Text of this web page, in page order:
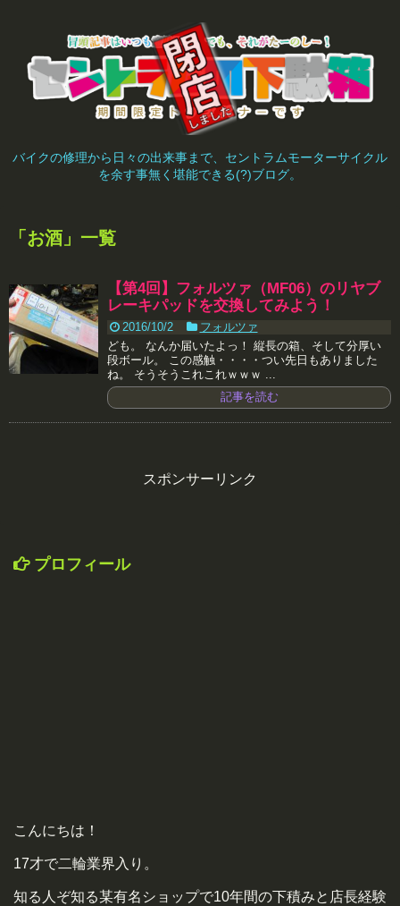
バイクの修理から日々の出来事まで、セントラムモーターサイクル
を余す事無く堪能できる(?)ブログ。
「 お酒 」 一覧
【第4回】フォルツァ（MF06）のリヤブ
レーキパッドを交換してみよう！
2016/10/2
フォルツァ
ども。 なんか届いたよっ！ 縦長の箱、そして分厚い
段ボール。 この感触・・・・つい先日もありました
ね。 そうそうこれこれｗｗｗ ...
記事を読む
スポンサーリンク
プロフィール
こんにちは！
17才で二輪業界入り。
知る人ぞ知る某有名ショップで10年間の下積みと店長経験